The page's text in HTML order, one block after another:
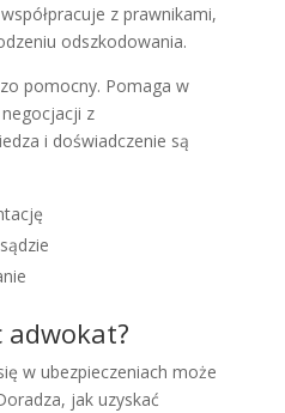
z prawnikami,
odszkodowania.
pomocny. Pomaga w
z
i doświadczenie są
adwokat?
w ubezpieczeniach może
jak uzyskać